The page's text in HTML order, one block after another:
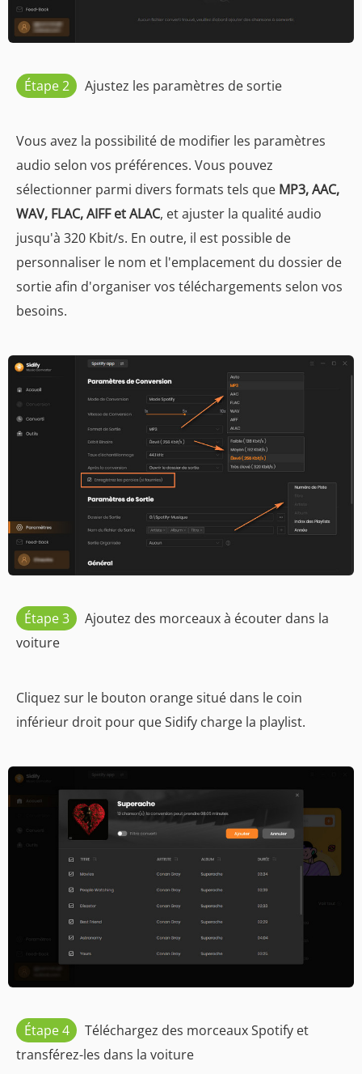
Étape 2 Ajustez les paramètres de sortie
Vous avez la possibilité de modifier les paramètres
audio selon vos préférences. Vous pouvez
sélectionner parmi divers formats tels que MP3, AAC,
WAV, FLAC, AIFF et ALAC, et ajuster la qualité audio
jusqu'à 320 Kbit/s. En outre, il est possible de
personnaliser le nom et l'emplacement du dossier de
sortie afin d'organiser vos téléchargements selon vos
besoins.
Étape 3
Ajoutez des morceaux à écouter dans la
voiture
Cliquez sur le bouton orange situé dans le coin
inférieur droit pour que Sidify charge la playlist.
Étape 4
Téléchargez des morceaux Spotify et
transférez-les dans la voiture